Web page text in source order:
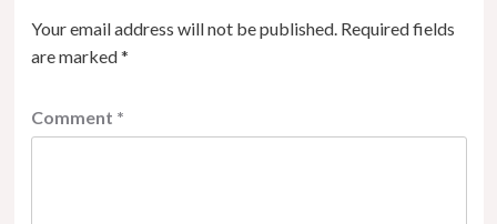
Your email address will not be published. Required fields
are marked*
Comment *